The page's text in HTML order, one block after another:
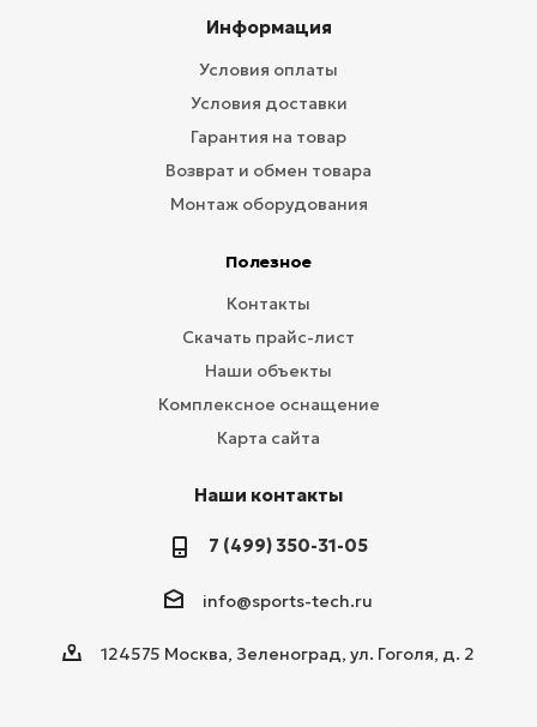
Информация
Условия оплаты
Условия доставки
Гарантия на товар
Возврат и обмен товара
Монтаж оборудования
Полезное
Контакты
Скачать прайс-лист
Наши объекты
Комплексное оснащение
Карта сайта
Наши контакты
7 (499) 350-31-05
info@sports-tech.ru
124575 Москва, Зеленоград, ул. Гоголя, д. 2